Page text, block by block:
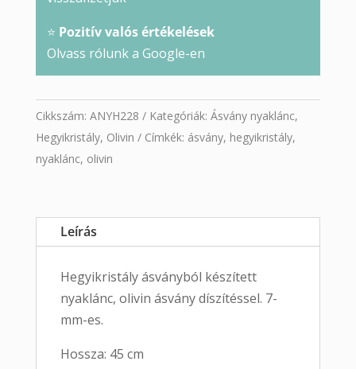
⭐ Pozitív valós értékelések
Olvass rólunk a Google-en
Cikkszám: ANYH228 Kategóriák: Ásvány nyaklánc,
Hegyikristály, Olivin Címkék: ásvány, hegyikristály,
nyaklánc, olivin
Leírás
Hegyikristály ásványból készített
nyaklánc, olivin ásvány díszítéssel. 7-
mm-es.
Hossza: 45 cm